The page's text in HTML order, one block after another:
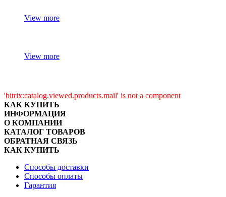
View more
View more
'bitrix:catalog.viewed.products.mail' is not a component
КАК КУПИТЬ
ИНФОРМАЦИЯ
О КОМПАНИИ
КАТАЛОГ ТОВАРОВ
ОБРАТНАЯ СВЯЗЬ
КАК КУПИТЬ
Способы доставки
Способы оплаты
Гарантия